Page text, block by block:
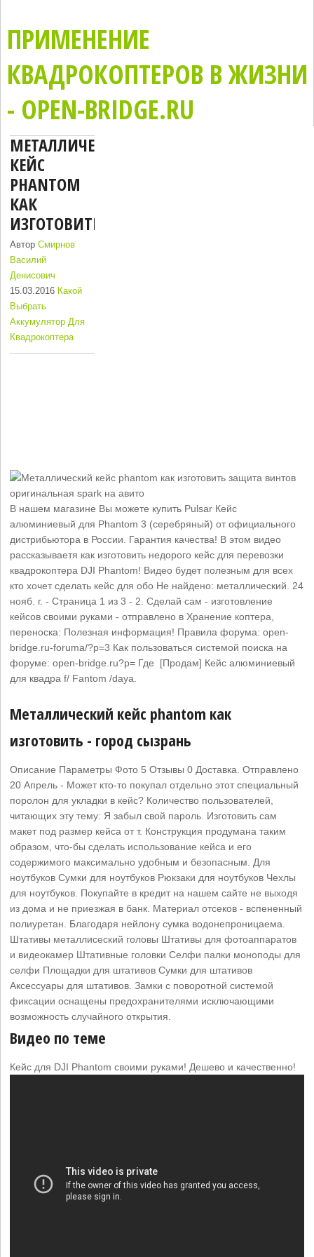
ПРИМЕНЕНИЕ
КВАДРОКОПТЕРОВ В ЖИЗНИ
- OPEN-BRIDGE.RU
МЕТАЛЛИЧЕСКИЙ
КЕЙС
PHANTOM
КАК
ИЗГОТОВИТЬ
АвторСмирнов
Василий
Денисович
15.03.2016 Какой
Выбрать
Аккумулятор Для
Квадрокоптера
В нашем магазине Вы можете купить Pulsar Кейс
алюминиевый для Phantom 3 (серебряный) от официального
дистрибьютора в России. Гарантия качества! В этом видео
рассказываетя как изготовить недорого кейс для перевозки
квадрокоптера DJI Phantom! Видео будет полезным для всех
кто хочет сделать кейс для обо Не найдено: металлический. 24
нояб. г. - Страница 1 из 3 - 2. Сделай сам - изготовление
кейсов своими руками - отправлено в Хранение коптера,
переноска: Полезная информация! Правила форума: open-
bridge.ru-foruma/?p=3 Как пользоваться системой поиска на
форуме: open-bridge.ru?p= Где [Продам] Кейс алюминиевый
для квадра f/ Fantom /daya.
Металлический кейс phantom как
изготовить - город сызрань
Описание Параметры Фото 5 Отзывы 0 Доставка. Отправлено
20 Апрель - Может кто-то покупал отдельно этот специальный
поролон для укладки в кейс? Количество пользователей,
читающих эту тему: Я забыл свой пароль. Изготовить сам
макет под размер кейса от т. Конструкция продумана таким
образом, что-бы сделать использование кейса и его
содержимого максимально удобным и безопасным. Для
ноутбуков Сумки для ноутбуков Рюкзаки для ноутбуков Чехлы
для ноутбуков. Покупайте в кредит на нашем сайте не выходя
из дома и не приезжая в банк. Материал отсеков - вспененный
полиуретан. Благодаря нейлону сумка водонепроницаема.
Штативы металлисеский головы Штативы для фотоаппаратов
и видеокамер Штативные головки Селфи палки моноподы для
селфи Площадки для штативов Сумки для штативов
Аксессуары для штативов. Замки с поворотной системой
фиксации оснащены предохранителями исключающими
возможность случайного открытия.
Видео по теме
Кейс для DJI Phantom своими руками! Дешево и качественно!